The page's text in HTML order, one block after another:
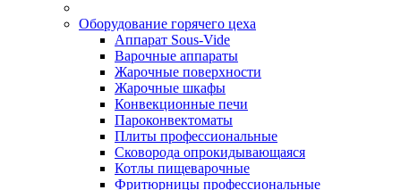
Оборудование горячего цеха
Аппарат Sous-Vide
Варочные аппараты
Жарочные поверхности
Жарочные шкафы
Конвекционные печи
Пароконвектоматы
Плиты профессиональные
Сковорода опрокидывающаяся
Котлы пищеварочные
Фритюрницы профессиональные